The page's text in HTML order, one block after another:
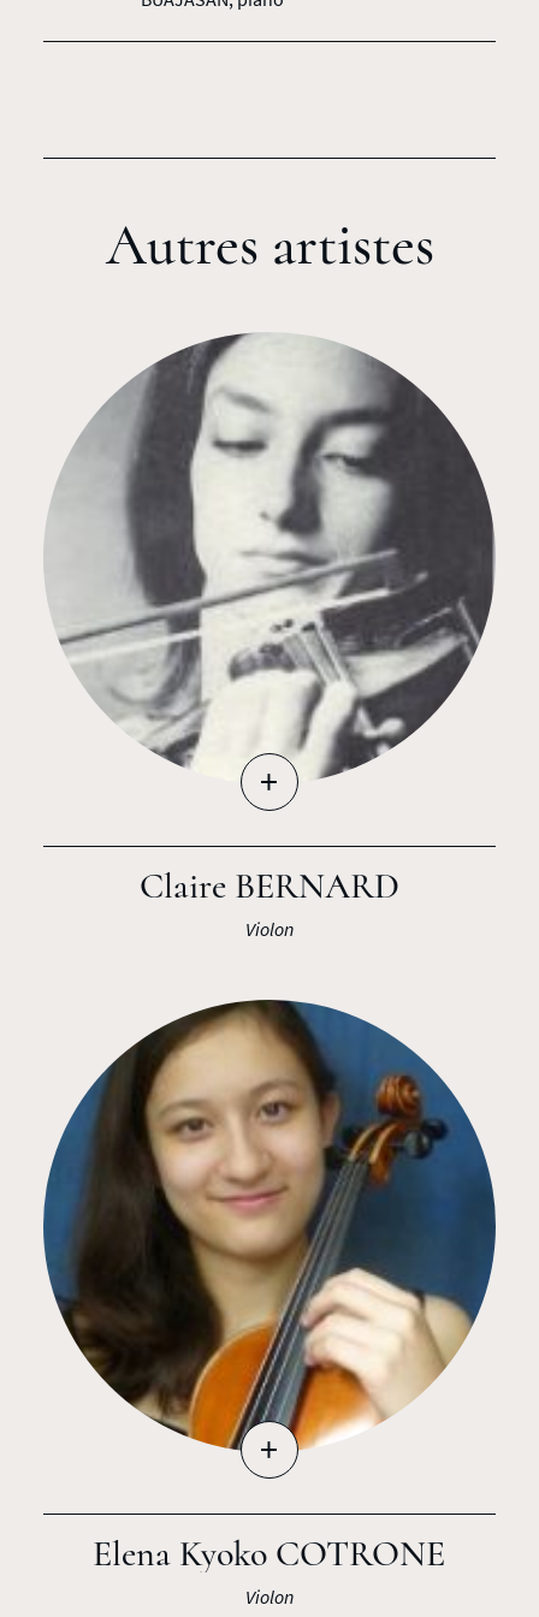
Autres artistes
+
Claire BERNARD
Violon
+
Elena Kyoko COTRONE
Violon